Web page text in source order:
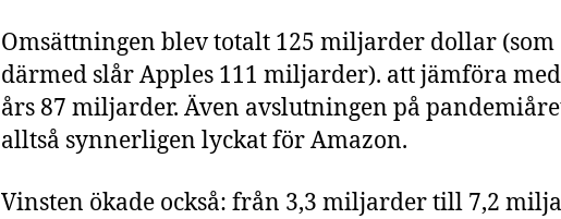
Omsättningen blev totalt 125 miljarder dollar (som
därmed slår Apples 111 miljarder). att jämföra
års 87 miljarder. Även avslutningen på
alltså synnerligen lyckat för Amazon.
Vinsten ökade också: från 3,3 miljarder till 7,2